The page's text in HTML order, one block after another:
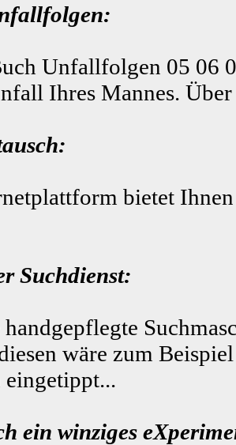
Unfallfolgen 05 06
Ihres Mannes. Über
bietet
Suchdienst:
handgepflegte
wäre zum Beispiel
eingetippt...
ein winziges